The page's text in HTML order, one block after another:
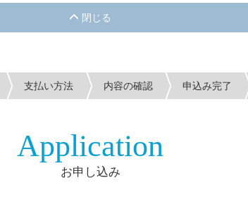
支払い方法 内容の確認 申込み完了
Application
お申し込み